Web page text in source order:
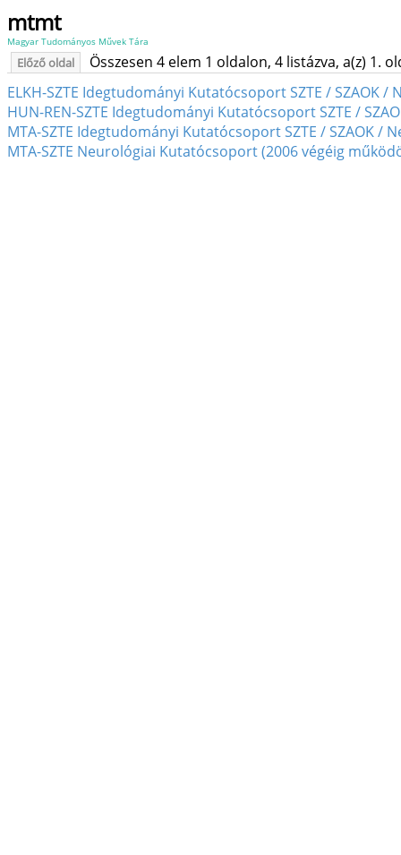
mtmt
Magyar Tudományos Művek Tára
Előző oldal
Összesen 4 elem 1 oldalon, 4 listázva, a(z) 1.
ELKH-SZTE Idegtudományi Kutatócsoport SZTE / SZAOK /
HUN-REN-SZTE Idegtudományi Kutatócsoport SZTE /
MTA-SZTE Idegtudományi Kutatócsoport SZTE / SZAOK /
MTA-SZTE Neurológiai Kutatócsoport (2006 végéig